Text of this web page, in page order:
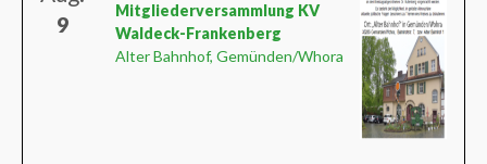
9
Mitgliederversammlung KV
Waldeck-Frankenberg
Alter Bahnhof, Gemünden/Whora